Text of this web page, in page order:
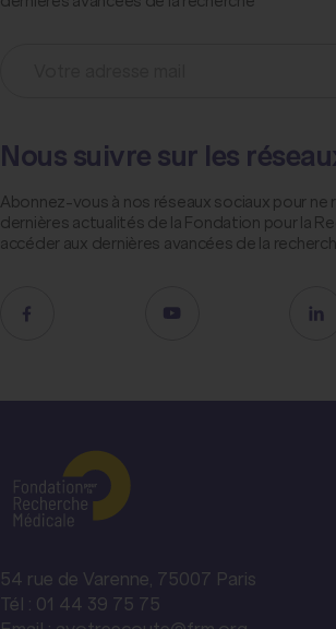
Nous suivre sur les
Abonnez-vous à nos réseaux sociaux pour ne
dernières actualités de la Fondation pour la
accéder aux dernières avancées de la
54 rue de Varenne, 75007 Paris
Tél : 01 44 39 75 75